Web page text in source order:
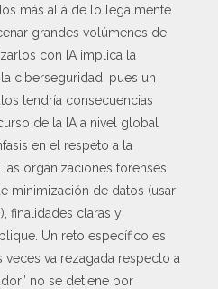
más allá de lo legalmente
grandes volúmenes de
con IA implica la
ciberseguridad, pues un
tendría consecuencias
de la IA a nivel global
en el respeto a la
organizaciones forenses
minimización de datos (usar
finalidades claras y
Un reto específico es
va rezagada respecto a
no se detiene por